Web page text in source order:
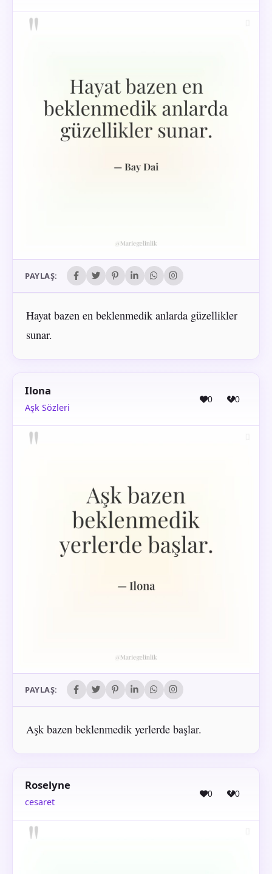
PAYLAŞ:
Hayat bazen en beklenmedik anlarda güzellikler
sunar.
Ilona
Aşk Sözleri
0 0
PAYLAŞ:
Aşk bazen beklenmedik yerlerde başlar.
Roselyne
cesaret
0 0